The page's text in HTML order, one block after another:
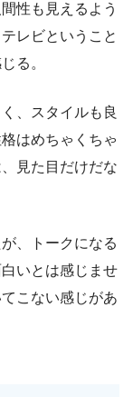
性も見えるよう
レビということ
る。
、スタイルも良
はめちゃくちゃ
見た目だけだな
、トークになる
いとは感じませ
こない感じがあ